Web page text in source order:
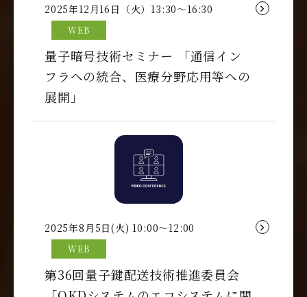
2025年12月16日（火）13:30～16:30
WEB
量子暗号技術セミナー 「通信イン
フラへの統合、医療分野応用等への
展開」
2025年8月5日(火) 10:00～12:00
WEB
第36回量子鍵配送技術推進委員会